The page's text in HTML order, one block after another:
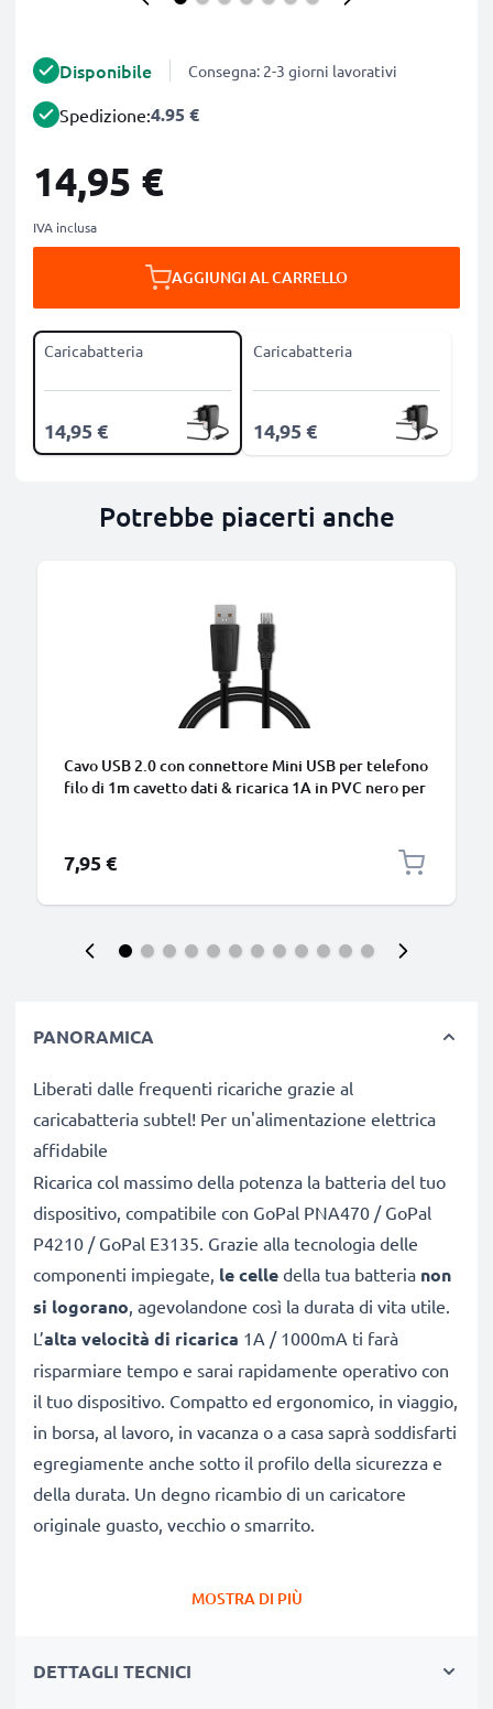
Disponibile Consegna: 2-3 giorni lavorativi
Spedizione:4.95 €
14,95 €
IVA inclusa
AGGIUNGI AL CARRELLO
Caricabatteria
14,95 €
Caricabatteria
14,95 €
Potrebbe piacerti anche
Cavo USB 2.0 con connettore Mini USB per telefono
filo di 1m cavetto dati & ricarica 1A in PVC nero per
7,95 €
PANORAMICA
Liberati dalle frequenti ricariche grazie al
caricabatteria subtel! Per un'alimentazione elettrica
affidabile
Ricarica col massimo della potenza la batteria del tuo
dispositivo, compatibile con GoPal PNA470 / GoPal
P4210 / GoPal E3135. Grazie alla tecnologia delle
componenti impiegate, le celle della tua batteria non
si logorano, agevolandone così la durata di vita utile.
L’alta velocità di ricarica 1A / 1000mA ti farà
risparmiare tempo e sarai rapidamente operativo con
il tuo dispositivo. Compatto ed ergonomico, in viaggio,
in borsa, al lavoro, in vacanza o a casa saprà soddisfarti
egregiamente anche sotto il profilo della sicurezza e
della durata. Un degno ricambio di un caricatore
originale guasto, vecchio o smarrito.
un caricatore che fa bene
ricaricare
MOSTRA DI PIÙ
DETTAGLI TECNICI